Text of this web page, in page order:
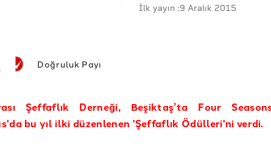
İlk yayın :9 Aralık 2015
Doğruluk Payı
Şeffaflık Derneği, Beşiktaş’ta Four
bu yıl ilki düzenlenen 'Şeffaflık Ödülleri'ni verdi.